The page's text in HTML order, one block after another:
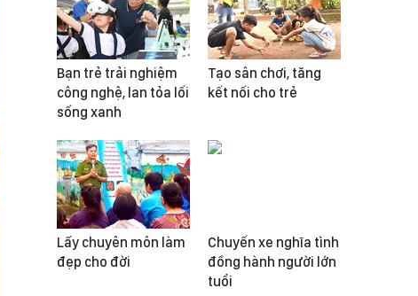
Bạn trẻ trải nghiệm
công nghệ, lan tỏa lối
sống xanh
Tạo sân chơi, tăng
kết nối cho trẻ
Lấy chuyên môn làm
đẹp cho đời
Chuyến xe nghĩa tình
đồng hành người lớn
tuổi